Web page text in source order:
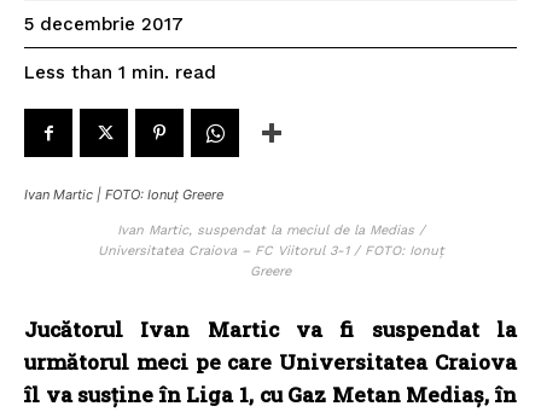
5 decembrie 2017
Less than 1 min. read
Ivan Martic | FOTO: Ionuț Greere
Ivan Martic, suspendat la meciul de la Medias /
Universitatea Craiova – FC Viitorul 3-1 / FOTO: Ionuț
Greere
Jucătorul Ivan Martic va fi suspendat la
următorul meci pe care Universitatea Craiova
îl va susține în Liga 1, cu Gaz Metan Mediaș, în